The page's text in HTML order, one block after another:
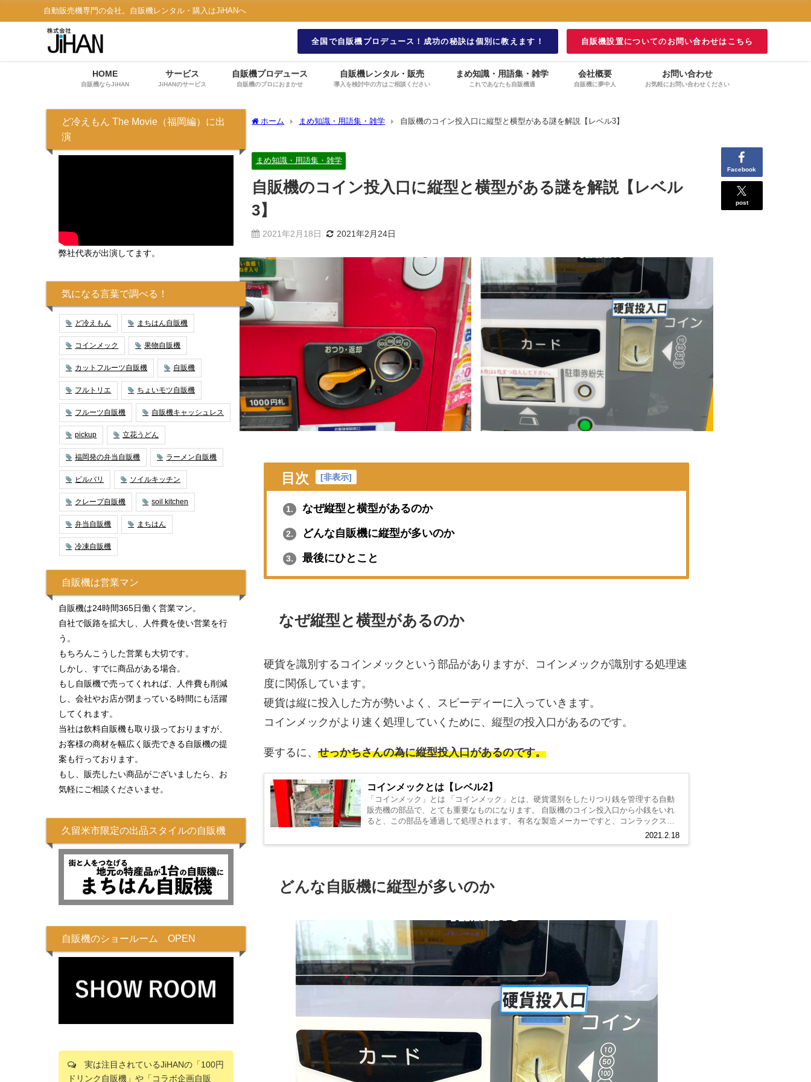
自動販売機専門の会社。自販機レンタル・購入はJiHANへ
全国で自販機プロデュース！成功の秘訣は個別に教えます！ 自販機設置についてのお問い合わせはこちら
HOME
自販機ならJiHAN
サービス
JiHANのサービス
自販機プロデュース
自販機のプロにおまかせ
自販機レンタル・販売
導入を検討中の方はご相談ください
まめ知識・用語集・雑学
これであなたも自販機通
会社概要
自販機に夢中人
お問い合わせ
お気軽にお問い合わせください
ホーム まめ知識・用語集・雑学 自販機のコイン投入口に縦型と横型がある謎を解説【レベル3】
Facebook
post
まめ知識・用語集・雑学
自販機のコイン投入口に縦型と横型がある謎を解説【レベル
3】
2021年2月18日 2021年2月24日
目次 [非表示]
1. なぜ縦型と横型があるのか
2. どんな自販機に縦型が多いのか
3. 最後にひとこと
なぜ縦型と横型があるのか
硬貨を識別するコインメックという部品がありますが、コインメックが識別する処理速
度に関係しています。
硬貨は縦に投入した方が勢いよく、スピーディーに入っていきます。
コインメックがより速く処理していくために、縦型の投入口があるのです。
要するに、せっかちさんの為に縦型投入口があるのです。
コインメックとは【レベル2】
2021.2.18
「コインメック」とは 「コインメック」とは、硬貨選別をしたりつり銭を管理する自動
販売機の部品で、とても重要なものになります。 自販機のコイン投入口から小銭をいれ
ると、この部品を通過して処理されます。 有名な製造メーカーですと、コンラックス、
どんな自販機に縦型が多いのか
ど冷えもん The Movie（福岡編）に出
演
弊社代表が出演してます。
気になる言葉で調べる！
ど冷えもん まちはん自販機
コインメック 果物自販機
カットフルーツ自販機 自販機
フルトリエ ちょいモツ自販機
フルーツ自販機 自販機キャッシュレス
pickup 立花うどん
福岡発の弁当自販機 ラーメン自販機
ビルバリ ソイルキッチン
クレープ自販機 soil kitchen
弁当自販機 まちはん
冷凍自販機
自販機は営業マン
自販機は24時間365日働く営業マン。
自社で販路を拡大し、人件費を使い営業を行
う。
もちろんこうした営業も大切です。
しかし、すでに商品がある場合。
もし自販機で売ってくれれば、人件費も削減
し、会社やお店が閉まっている時間にも活躍
してくれます。
当社は飲料自販機も取り扱っておりますが、
お客様の商材を幅広く販売できる自販機の提
案も行っております。
もし、販売したい商品がございましたら、お
気軽にご相談くださいませ。
久留米市限定の出品スタイルの自販機
自販機のショールーム OPEN
実は注目されているJiHANの「100円
ドリンク自販機」や「コラボ企画自販